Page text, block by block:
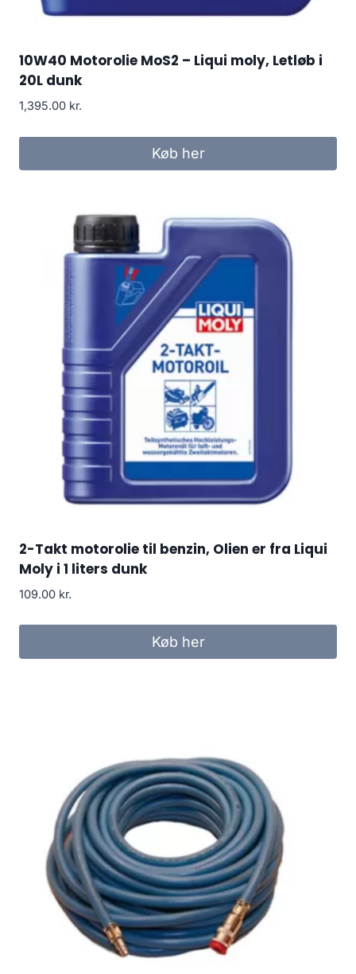
10W40 Motorolie MoS2 – Liqui moly, Letløb i
20L dunk
1,395.00 kr.
Køb her
2-Takt motorolie til benzin, Olien er fra Liqui
Moly i 1 liters dunk
109.00 kr.
Køb her